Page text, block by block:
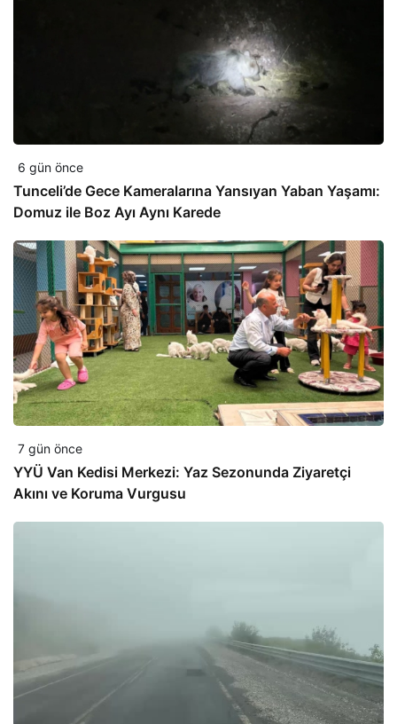
6 gün önce
Tunceli’de Gece Kameralarına Yansıyan Yaban Yaşamı:
Domuz ile Boz Ayı Aynı Karede
7 gün önce
YYÜ Van Kedisi Merkezi: Yaz Sezonunda Ziyaretçi
Akını ve Koruma Vurgusu